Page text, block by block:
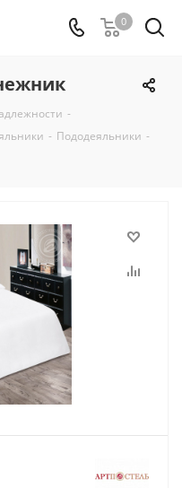
0
-
- Пододеяльники -